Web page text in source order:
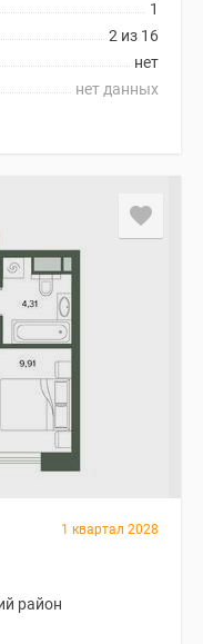
1
2 из 16
нет
нет данных
1 квартал 2028
район